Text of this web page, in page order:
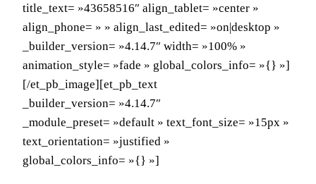
title_text= »43658516″ align_tablet= »center »
align_phone= » » align_last_edited= »on|desktop »
_builder_version= »4.14.7″ width= »100% »
animation_style= »fade » global_colors_info= »{} »]
[/et_pb_image][et_pb_text
_builder_version= »4.14.7″
_module_preset= »default » text_font_size= »15px »
text_orientation= »justified »
global_colors_info= »{} »]